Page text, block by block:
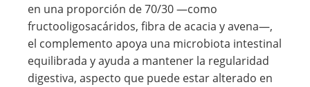
en una proporción de 70/30 —como
fructooligosacáridos, fibra de acacia y avena—,
el complemento apoya una microbiota intestinal
equilibrada y ayuda a mantener la regularidad
digestiva, aspecto que puede estar alterado en